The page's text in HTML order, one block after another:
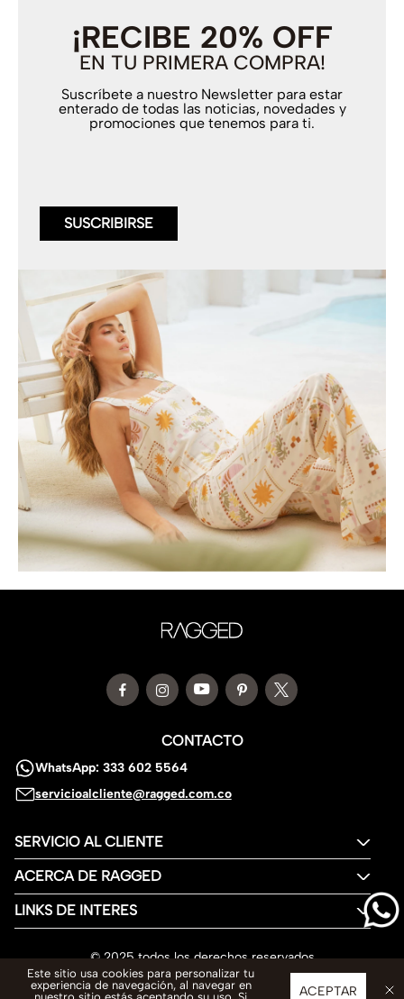
¡RECIBE 20% OFF
EN TU PRIMERA COMPRA!
Suscríbete a nuestro Newsletter para estar
enterado de todas las noticias, novedades y
promociones que tenemos para ti.
SUSCRIBIRSE
CONTACTO
WhatsApp: 333 602 5564
servicioalcliente@ragged.com.co
SERVICIO AL CLIENTE
ACERCA DE RAGGED
LINKS DE INTERES
© 2025 todos los derechos reservados
ACEPTAR
Este sitio usa cookies para personalizar tu
experiencia de navegación, al navegar en